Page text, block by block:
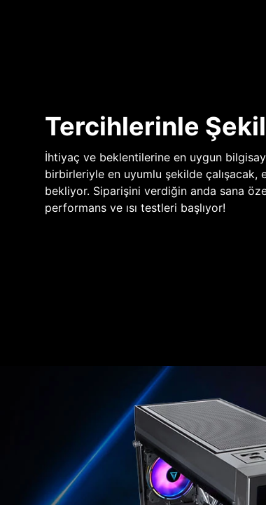
Tercihlerinle
İhtiyaç ve beklentilerine en uygun
birbirleriyle en uyumlu şekilde çalışacak,
bekliyor. Siparişini verdiğin anda sana
performans ve ısı testleri başlıyor!